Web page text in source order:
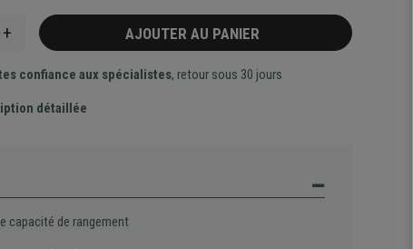
+ AJOUTER AU PANIER
confiance aux spécialistes, retour sous 30 jours
détaillée
capacité de rangement